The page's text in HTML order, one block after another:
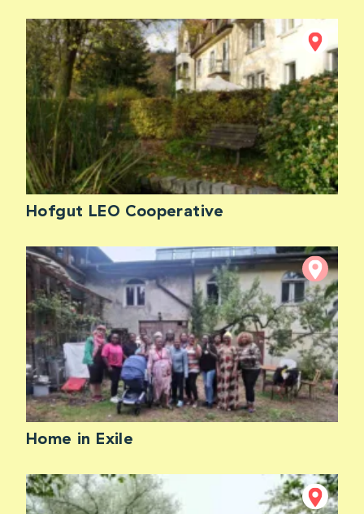
Hofgut LEO Cooperative
Home in Exile